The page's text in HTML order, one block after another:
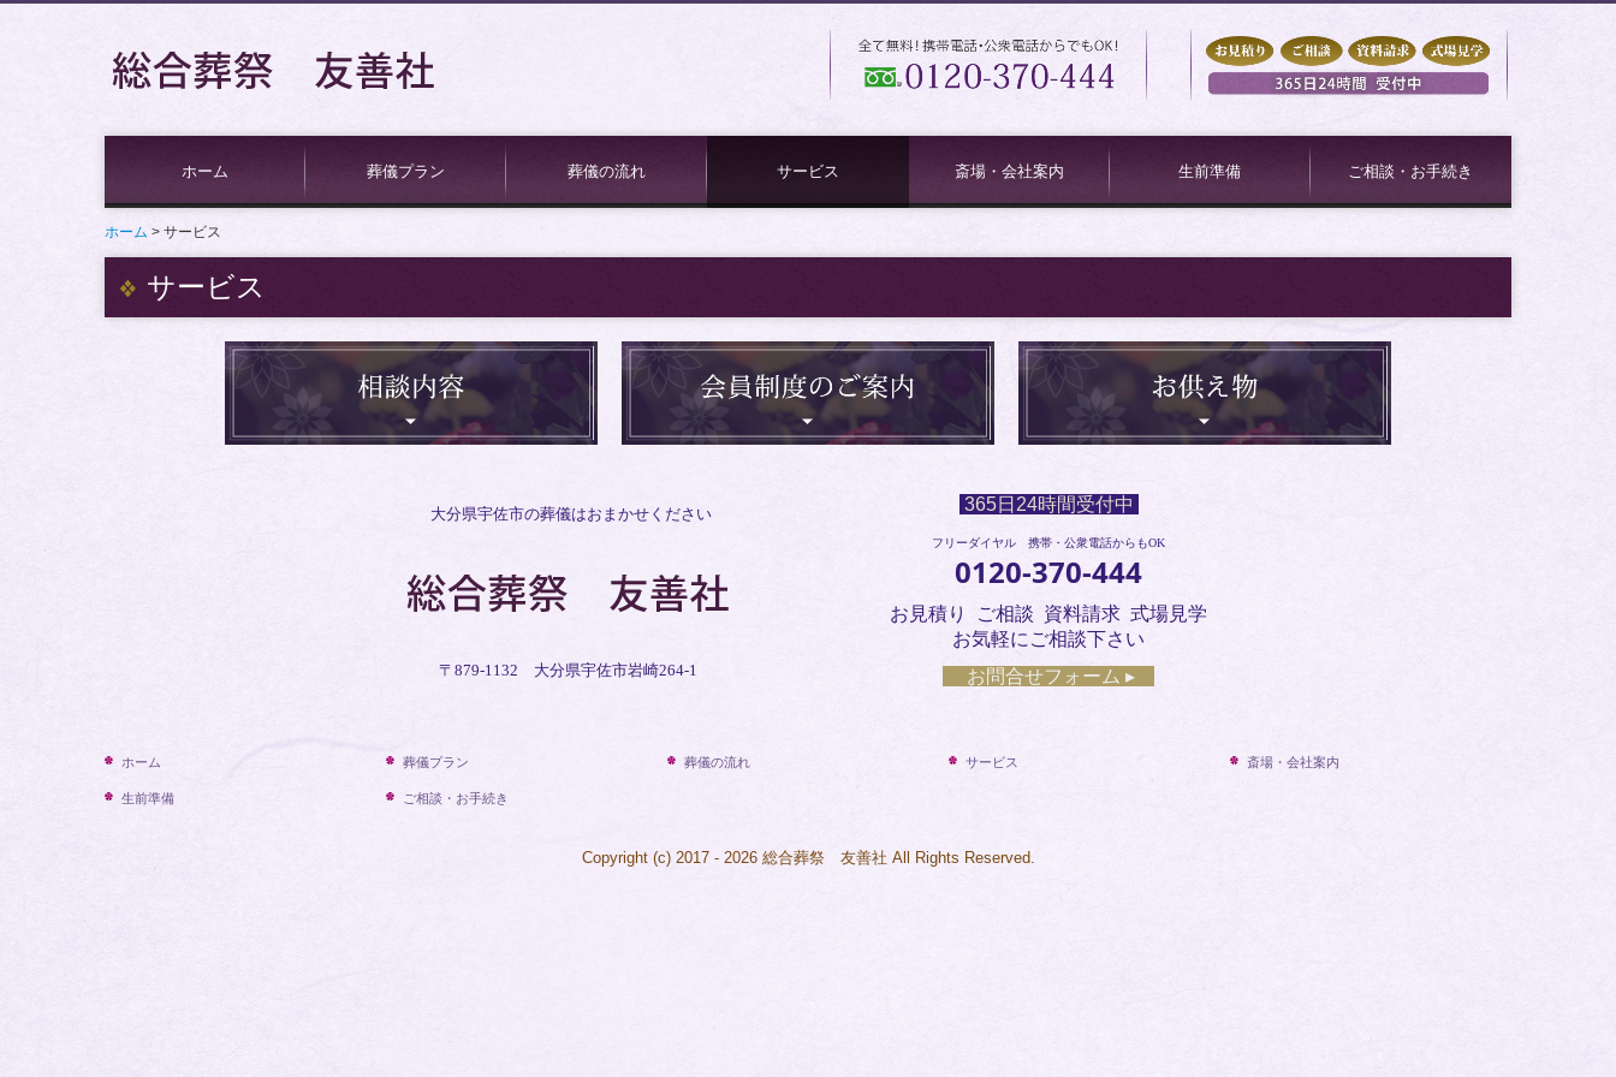
ホーム 葬儀プラン 葬儀の流れ サービス 斎場・会社案内 生前準備 ご相談・お手続き
ホーム サービス
サービス
大分県宇佐市の葬儀はおまかせください
〒879-1132 大分県宇佐市岩崎264-1
365日24時間受付中
フリーダイヤル 携帯・公衆電話からもOK
0120-370-444
お見積り ご相談 資料請求 式場見学
お気軽にご相談下さい
お問合せフォーム ▸
ホーム 葬儀プラン 葬儀の流れ サービス 斎場・会社案内
生前準備 ご相談・お手続き
Copyright (c) 2017 - 2026 総合葬祭 友善社 All Rights Reserved.